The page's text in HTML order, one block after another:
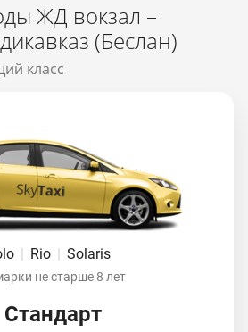
ЖД вокзал –
(Беслан)
класс
| Rio | Solaris
не старше 8 лет
Стандарт